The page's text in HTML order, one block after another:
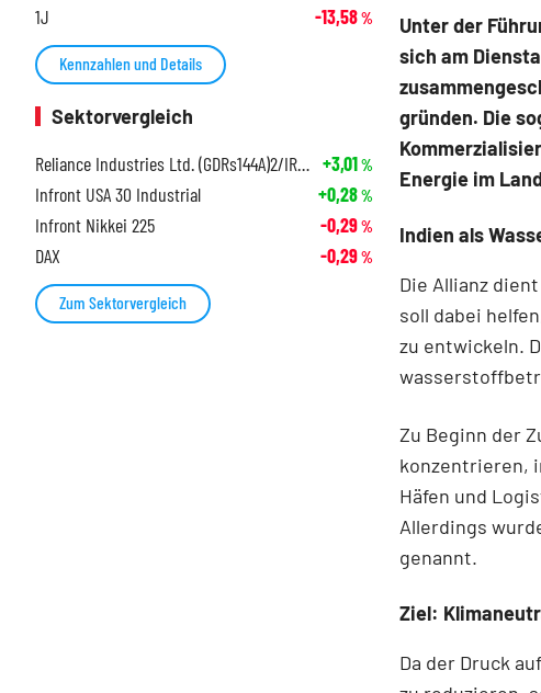
Unter der
sich am
gründen. Die
Energie im
Indien als
Die Allianz
soll dabei
zu entwickeln.
Zu Beginn der
konzentrieren,
Häfen und
Allerdings
genannt.
Ziel:
Da der Druck
1J -13,58%
Kennzahlen und Details
Sektorvergleich
Reliance Industries Ltd. (GDRs144A)2/IR10 +3,01%
Infront USA 30 Industrial +0,28%
Infront Nikkei 225 -0,29%
DAX -0,29%
Zum Sektorvergleich